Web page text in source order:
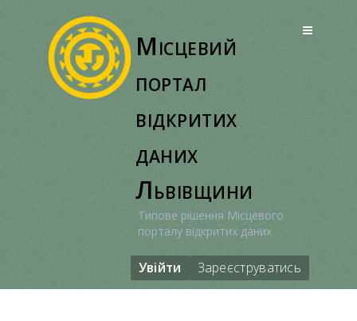
Місцевий
портал
відкритих
даних
Львівщини
Типове рішення Місцевого
порталу відкритих даних
Увійти Зареєструватись